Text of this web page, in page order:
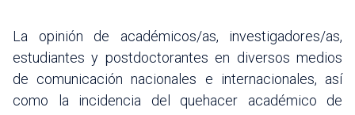
La opinión de académicos/as, investigadores/as,
estudiantes y postdoctorantes en diversos medios
de comunicación nacionales e internacionales, así
como la incidencia del quehacer académico de